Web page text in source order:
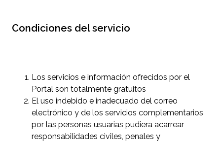
Condiciones del servicio
Los servicios e información ofrecidos por el
Portal son totalmente gratuitos
El uso indebido e inadecuado del correo
electrónico y de los servicios complementarios
por las personas usuarias pudiera acarrear
responsabilidades civiles, penales y